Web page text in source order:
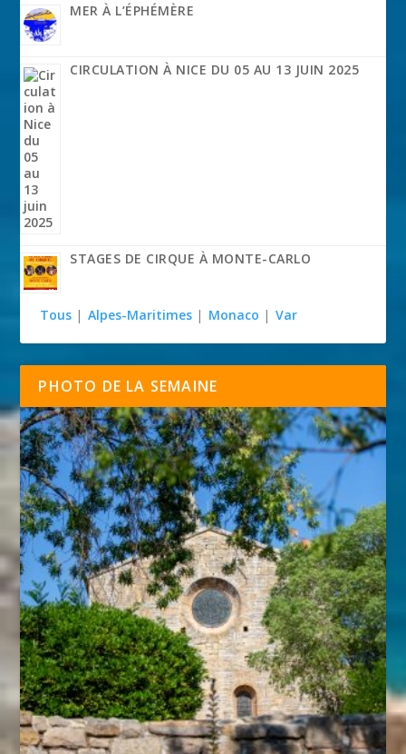
MER À L’ÉPHÉMÈRE
CIRCULATION À NICE DU 05 AU 13 JUIN 2025
STAGES DE CIRQUE À MONTE-CARLO
Tous | Alpes-Maritimes | Monaco | Var
PHOTO DE LA SEMAINE